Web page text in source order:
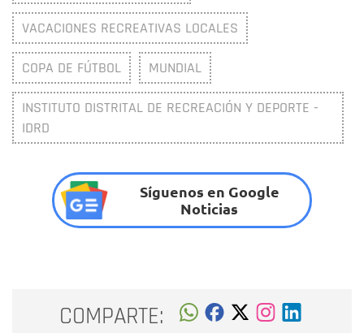
VACACIONES RECREATIVAS LOCALES
COPA DE FÚTBOL MUNDIAL
INSTITUTO DISTRITAL DE RECREACIÓN Y DEPORTE -
IDRD
Síguenos en Google
Noticias
COMPARTE: